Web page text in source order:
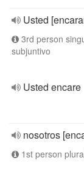
Usted
3rd person
subjuntivo
Usted encare
nosotros
1st person